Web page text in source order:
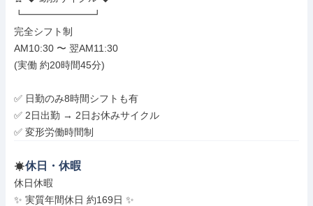
┗━━━━━━━┛
完全シフト制
AM10:30 〜 翌AM11:30
(実働 約20時間45分)
✅ 日勤のみ8時間シフトも有
✅ 2日出勤 → 2日お休みサイクル
✅ 変形労働時間制
休日・休暇
休日休暇
✨ 実質年間休日 約169日 ✨